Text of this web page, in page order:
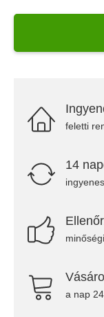
feletti
14
a nap